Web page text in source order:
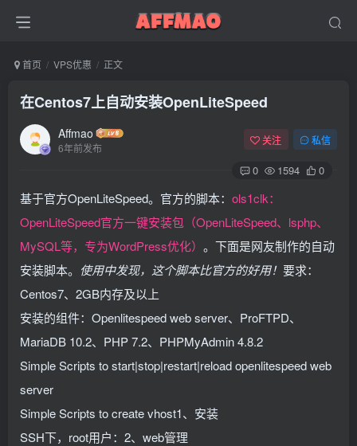
首页 VPS优惠 正文
在Centos7上自动安装OpenLiteSpeed
Affmao
6年前发布
关注 私信
0 1594 0
基于官方OpenLiteSpeed。官方的脚本： ols1clk：
OpenLiteSpeed官方一键安装包（OpenLiteSpeed、lsphp、
MySQL等，专为WordPress优化） 。下面是网友制作的自动
安装脚本。 使用中发现，这个脚本比官方的好用！ 要求：
Centos7、2GB内存及以上
安装的组件：Openlitespeed web server、ProFTPD、
MariaDB 10.2、PHP 7.2、PHPMyAdmin 4.8.2
Simple Scripts to start|stop|restart|reload openlitespeed web
server
Simple Scripts to create vhost1、安装
SSH下，root用户：2、web管理